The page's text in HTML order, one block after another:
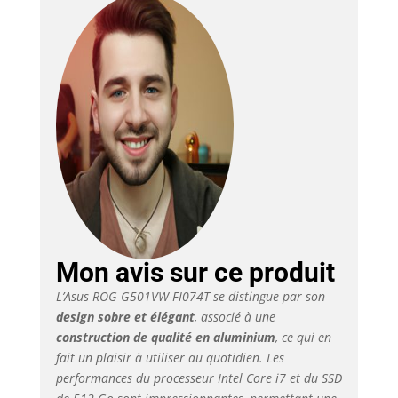
d'achat et d'expédition
par le biais d'un
troisième tiers, les
modalités de ce
vendeur
correspondant
s'appliquent. Contenu
de la livraison :
ordinateur portable
Asus ROG G501VW-
FI074T 39,6 cm (15,6
pouces) noir
Mon avis sur ce produit
L’Asus ROG G501VW-FI074T se distingue par son
design sobre et élégant, associé à une
construction de qualité en aluminium, ce qui en
fait un plaisir à utiliser au quotidien. Les
performances du processeur Intel Core i7 et du SSD